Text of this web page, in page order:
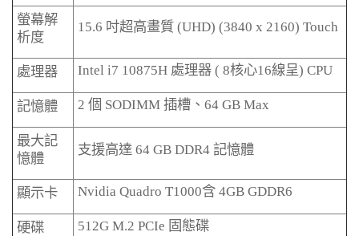
螢幕解
析度
15.6 吋超高畫質 (UHD) (3840 x 2160) Touch
處理器 Intel i7 10875H 處理器 ( 8核心16線呈) CPU
記憶體 2 個 SODIMM 插槽、 64 GB Max
最大記
憶體
支援高達 64 GB DDR4 記憶體
顯示卡 Nvidia Quadro T1000含 4GB GDDR6
硬碟 512G M.2 PCIe 固態碟